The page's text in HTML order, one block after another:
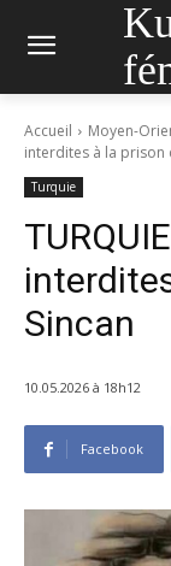
Accueil Moyen-
interdites à la prison
Turquie
Sincan
10.05.2026 à 18h12
Facebook